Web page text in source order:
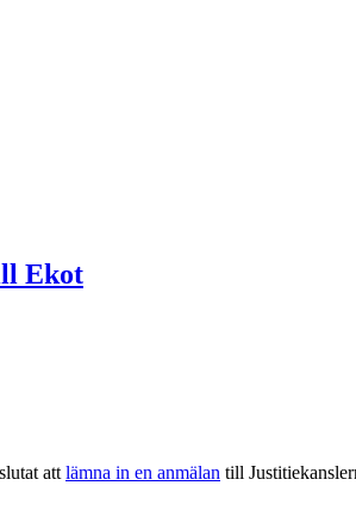
Ekot
att lämna in en anmälan till